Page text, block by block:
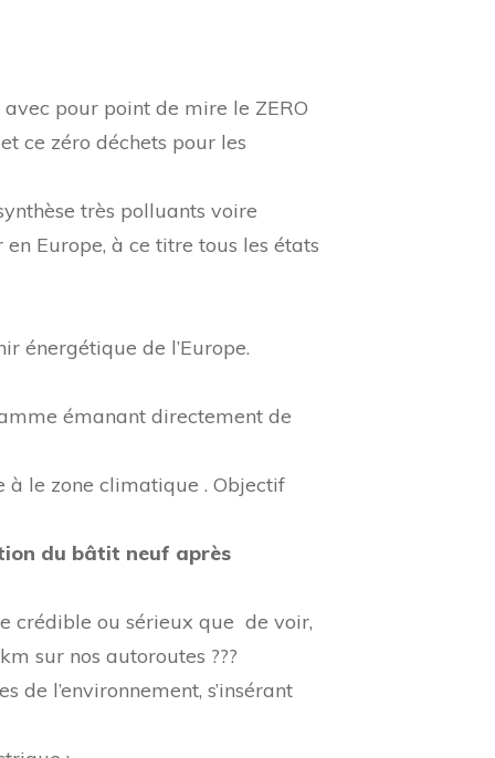
pour point de mire le ZERO
ce zéro déchets pour les
très polluants voire
Europe, à ce titre tous les états
énergétique de l’Europe.
émanant directement de
à le zone climatique . Objectif
du bâtit neuf après
crédible ou sérieux que de voir,
sur nos autoroutes ???
l’environnement, s’insérant